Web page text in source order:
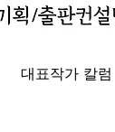
대표작가 칼럼